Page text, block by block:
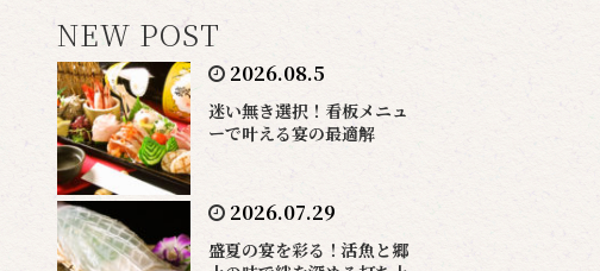
NEW POST
2026.08.5
迷い無き選択！看板メニュ
ーで叶える宴の最適解
2026.07.29
盛夏の宴を彩る！活魚と郷